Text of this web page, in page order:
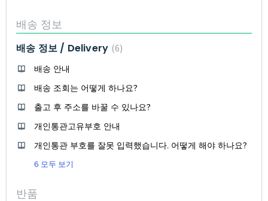
배송 정보
배송 정보 / Delivery 6
배송 안내
배송 조회는 어떻게 하나요?
출고 후 주소를 바꿀 수 있나요?
개인통관고유부호 안내
개인통관 부호를 잘못 입력했습니다. 어떻게 해야 하나요?
6 모두 보기
반품